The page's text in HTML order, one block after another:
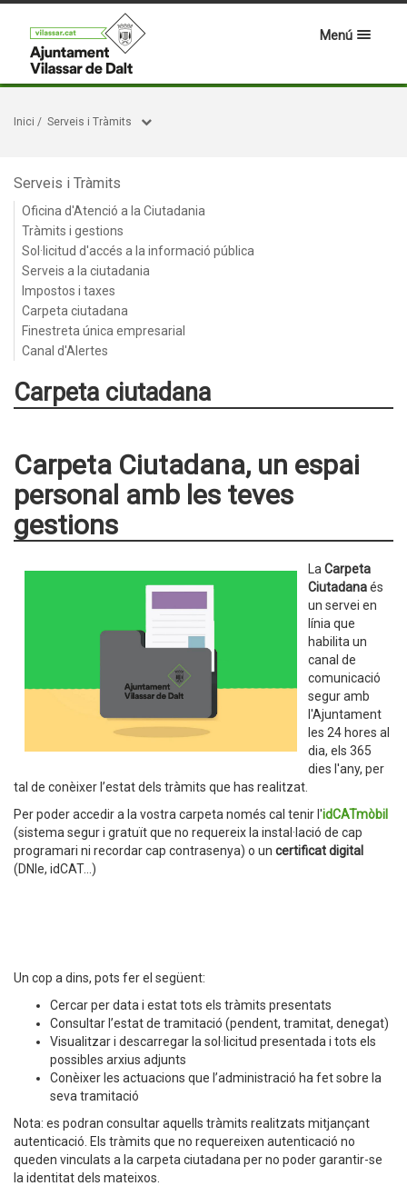
Menú
Inici / Serveis i Tràmits
Serveis i Tràmits
Oficina d'Atenció a la Ciutadania
Tràmits i gestions
Sol·licitud d'accés a la informació pública
Serveis a la ciutadania
Impostos i taxes
Carpeta ciutadana
Finestreta única empresarial
Canal d'Alertes
Carpeta ciutadana
Carpeta Ciutadana, un espai
personal amb les teves
gestions
La Carpeta
Ciutadanaés
un servei en
línia que
habilita un
canal de
comunicació
segur amb
l'Ajuntament
les 24 hores al
dia, els 365
dies l'any, per
tal de conèixer l’estat dels tràmits que has realitzat.
Per poder accedir a la vostra carpeta només cal tenir l'idCATmòbil
(sistema segur i gratuït que no requereix la instal·lació de cap
programari ni recordar cap contrasenya) o un certificat digital
(DNIe, idCAT...)
Un cop a dins, pots fer el següent:
Cercar per data i estat tots els tràmits presentats
Consultar l’estat de tramitació (pendent, tramitat, denegat)
Visualitzar i descarregar la sol·licitud presentada i tots els
possibles arxius adjunts
Conèixer les actuacions que l’administració ha fet sobre la
seva tramitació
Nota: es podran consultar aquells tràmits realitzats mitjançant
autenticació. Els tràmits que no requereixen autenticació no
queden vinculats a la carpeta ciutadana per no poder garantir-se
la identitat dels mateixos.